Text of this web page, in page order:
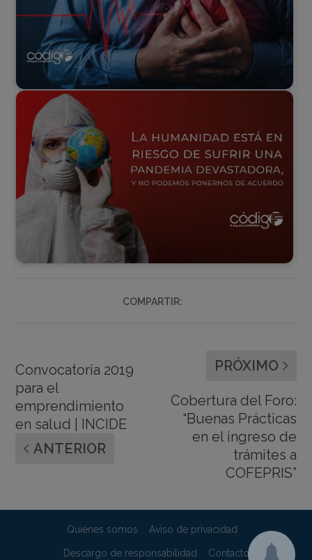
COMPARTIR:
Convocatoria 2019
para el
emprendimiento
en salud | INCIDE
ANTERIOR
PRÓXIMO
Cobertura del Foro:
“Buenas Prácticas
en el ingreso de
trámites a
COFEPRIS”
Quiénes somos Aviso de privacidad
Descargo de responsabilidad Contacto